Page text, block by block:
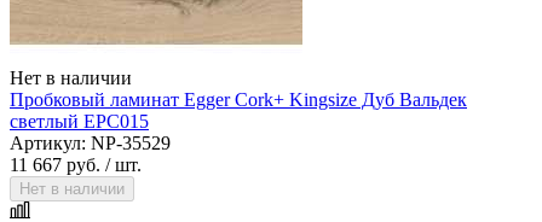
Нет в наличии
Пробковый ламинат Egger Cork+ Kingsize Дуб Вальдек
светлый EPC015
Артикул: NP-35529
11 667 руб. / шт.
Нет в наличии